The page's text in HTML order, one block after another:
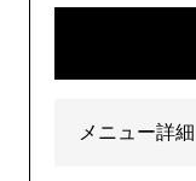
メニュー詳細